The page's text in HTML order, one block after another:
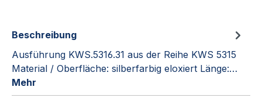
Beschreibung
Ausführung KWS.5316.31 aus der Reihe KWS 5315
Material / Oberfläche: silberfarbig eloxiert Länge:…
Mehr